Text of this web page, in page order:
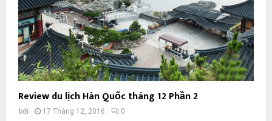
Review du lịch Hàn Quốc tháng 12 Phần 2
bởi 17 Tháng 12, 2016 0